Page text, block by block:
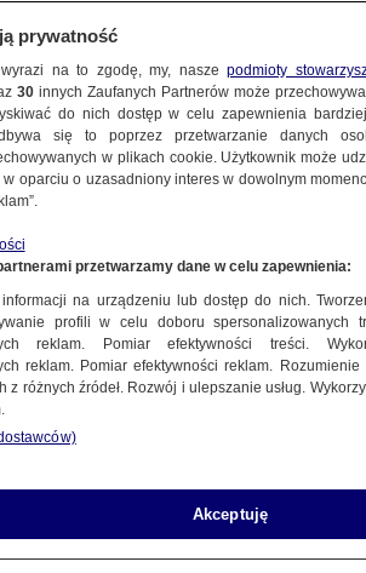
podzieleni
artykułu
prywatność
wyrazi na to zgodę, my, naszepodmioty
30 innych Zaufanych Partnerów może
do nich dostęp w celu zapewnienia
się to poprzez przetwarzanie danych
w plikach cookie. Użytkownik może
oparciu o uzasadniony interes w dowolnym
przetwarzamy dane w celu zapewnienia:
informacji na urządzeniu lub dostęp do nich.
profili w celu doboru spersonalizowanych
reklam. Pomiar efektywności treści.
reklam. Pomiar efektywności reklam.
z różnych źródeł. Rozwój i ulepszanie usług.
Akceptuję